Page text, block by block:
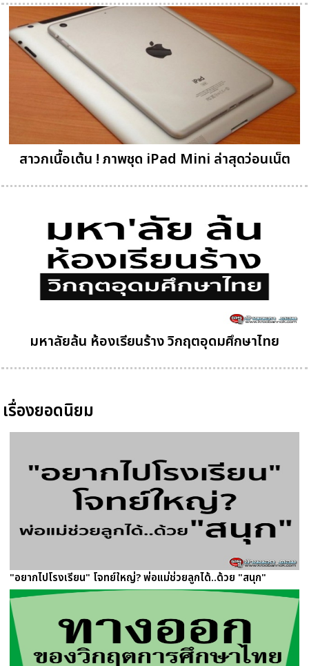
สาวกเนื้อเต้น ! ภาพชุด iPad Mini ล่าสุดว่อนเน็ต
มหาลัยล้น ห้องเรียนร้าง วิกฤตอุดมศึกษาไทย
เรื่องยอดนิยม
"อยากไปโรงเรียน" โจทย์ใหญ่? พ่อแม่ช่วยลูกได้..ด้วย "สนุก"